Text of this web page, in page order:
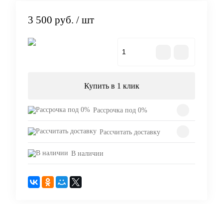
3 500 руб. / шт
Купить в 1 клик
Рассрочка под 0%
Рассчитать доставку
В наличии